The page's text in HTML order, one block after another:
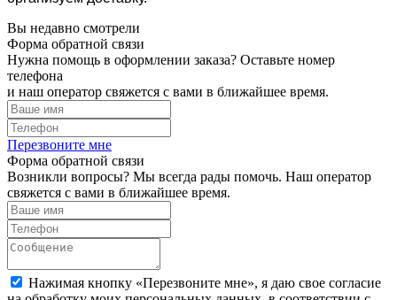
Вы недавно смотрели
Форма обратной связи
Нужна помощь в оформлении заказа? Оставьте номер
телефона
и наш оператор свяжется с вами в ближайшее время.
Перезвоните мне
Форма обратной связи
Возникли вопросы? Мы всегда рады помочь. Наш оператор
свяжется с вами в ближайшее время.
Нажимая кнопку «Перезвоните мне», я даю свое согласие